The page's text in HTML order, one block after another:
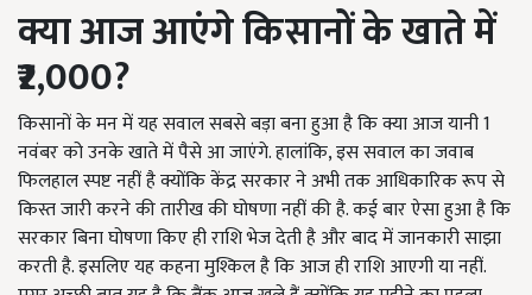
क्या आज आएंगे किसानों के खाते में
₹2,000?
किसानों के मन में यह सवाल सबसे बड़ा बना हुआ है कि क्या आज यानी 1
नवंबर को उनके खाते में पैसे आ जाएंगे. हालांकि, इस सवाल का जवाब
फिलहाल स्पष्ट नहीं है क्योंकि केंद्र सरकार ने अभी तक आधिकारिक रूप से
किस्त जारी करने की तारीख की घोषणा नहीं की है. कई बार ऐसा हुआ है कि
सरकार बिना घोषणा किए ही राशि भेज देती है और बाद में जानकारी साझा
करती है. इसलिए यह कहना मुश्किल है कि आज ही राशि आएगी या नहीं.